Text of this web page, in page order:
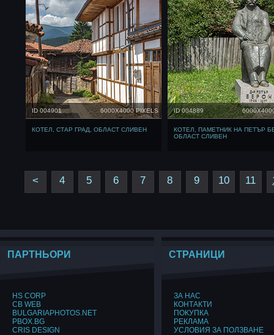
ID 004901 6000X4000 PIXELS
КОТЕЛ, СТАР ГРАД, ОБЛАСТ СЛИВЕН
ID 004889
КОТЕЛ, ПАМЕТНИК НА ПЕТЪР
ОБЛАСТ СЛИВЕН
< 4 5 6 7 8 9 10 11
ПАРТНЬОРИ
HS CORP
CB WEB
BULGARIAPHOTOS.NET
PBOX.BG
CRIS DESIGN
СТРАНИЦИ
ЗА НАС
КОНТАКТИ
ПОКУПКА
РЕКЛАМА
УСЛОВИЯ ЗА ПОЛЗВАНЕ